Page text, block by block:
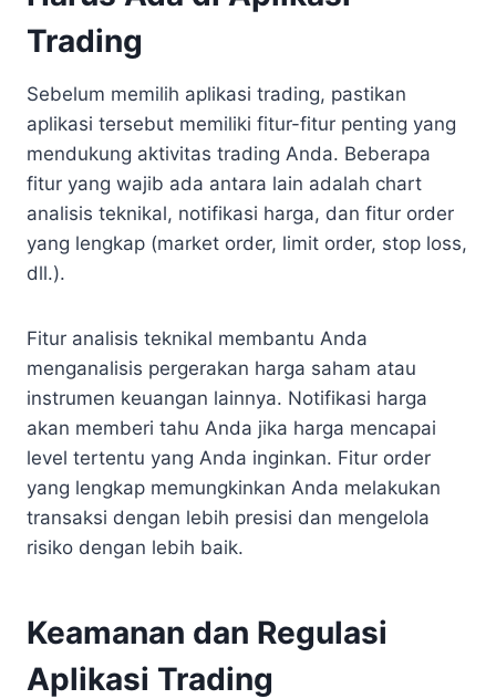
Trading
Sebelum memilih aplikasi trading, pastikan
aplikasi tersebut memiliki fitur-fitur penting yang
mendukung aktivitas trading Anda. Beberapa
fitur yang wajib ada antara lain adalah chart
analisis teknikal, notifikasi harga, dan fitur order
yang lengkap (market order, limit order, stop loss,
dll.).
Fitur analisis teknikal membantu Anda
menganalisis pergerakan harga saham atau
instrumen keuangan lainnya. Notifikasi harga
akan memberi tahu Anda jika harga mencapai
level tertentu yang Anda inginkan. Fitur order
yang lengkap memungkinkan Anda melakukan
transaksi dengan lebih presisi dan mengelola
risiko dengan lebih baik.
Keamanan dan Regulasi
Aplikasi Trading